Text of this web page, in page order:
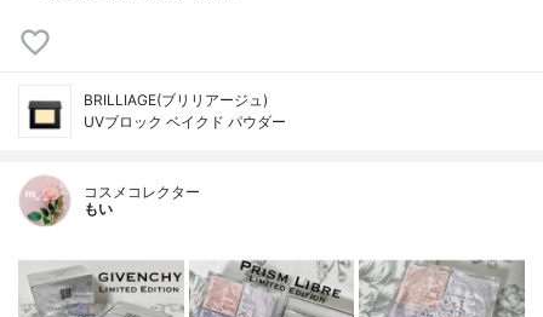
BRILLIAGE(ブリリアージュ)
UVブロック ベイクド パウダー
コスメコレクター
もい